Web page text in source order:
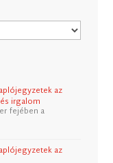
az
irgalom
fejében a
az